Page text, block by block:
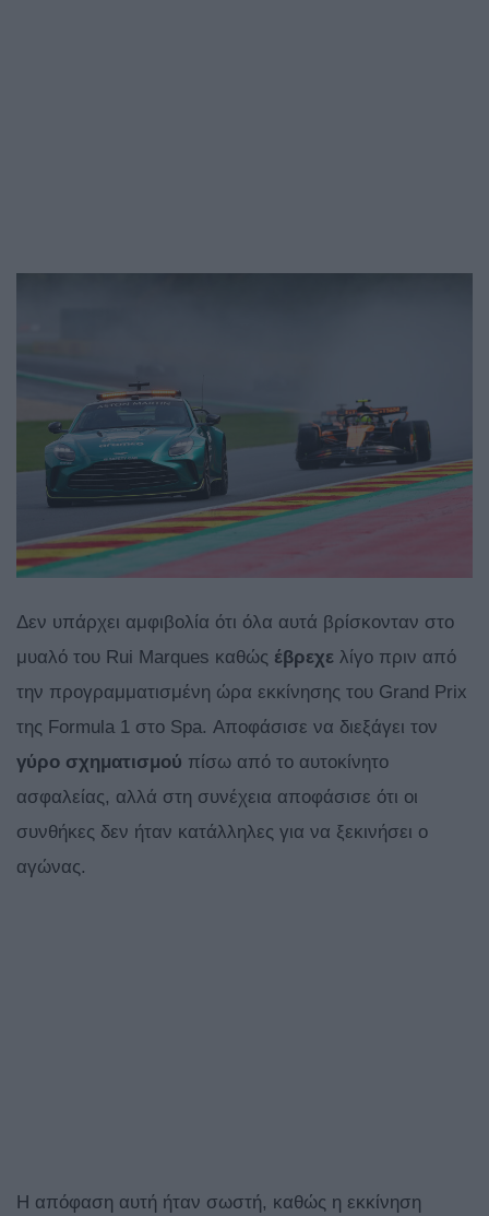
Δεν υπάρχει αμφιβολία ότι όλα αυτά βρίσκονταν στο
μυαλό του Rui Marques καθώς έβρεχε λίγο πριν από
την προγραμματισμένη ώρα εκκίνησης του Grand Prix
της Formula 1 στο Spa. Αποφάσισε να διεξάγει τον
γύρο σχηματισμού πίσω από το αυτοκίνητο
ασφαλείας, αλλά στη συνέχεια αποφάσισε ότι οι
συνθήκες δεν ήταν κατάλληλες για να ξεκινήσει ο
αγώνας.
Η απόφαση αυτή ήταν σωστή, καθώς η εκκίνηση